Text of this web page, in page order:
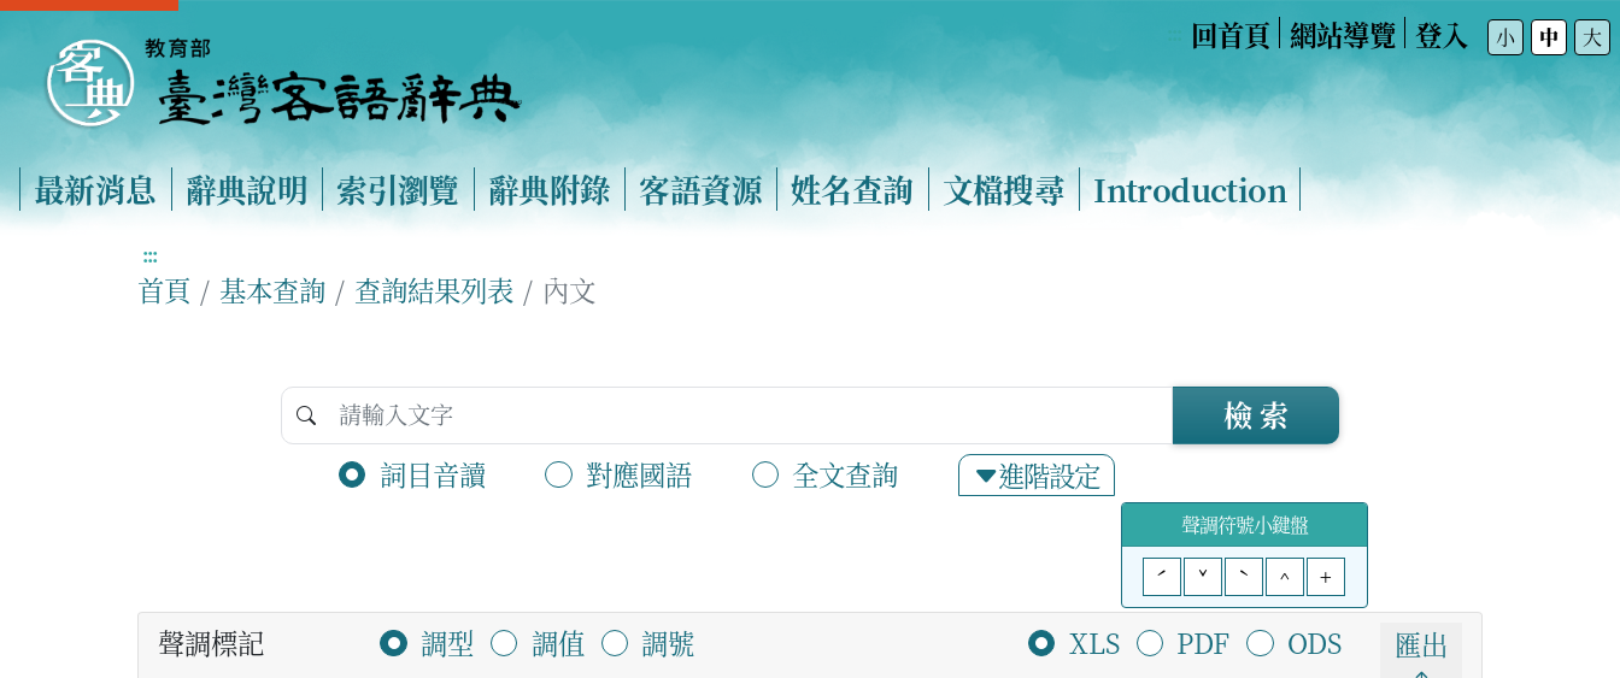
回首頁 網站導覽 登入 小 中 大
最新消息 辭典說明 索引瀏覽 辭典附錄 客語資源 姓名查詢 文檔搜尋 Introduction
:::
首頁 基本查詢 查詢結果列表 內文
詞目音讀 對應國語 全文查詢 進階設定
檢 索
聲調符號小鍵盤
ˊ
ˇ ˋ ^ +
聲調標記 調型 調值 調號 XLS PDF ODS 匯出